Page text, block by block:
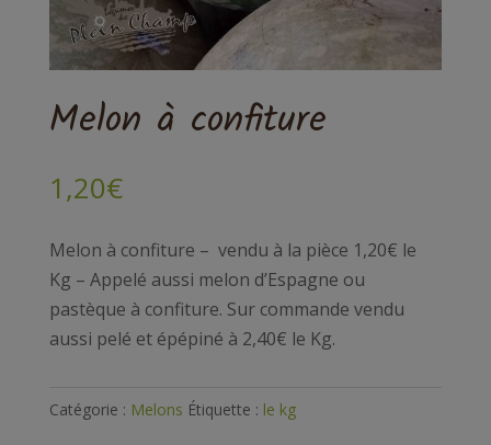
Melon à confiture
1,20€
Melon à confiture – vendu à la pièce 1,20€ le
Kg – Appelé aussi melon d’Espagne ou
pastèque à confiture. Sur commande vendu
aussi pelé et épépiné à 2,40€ le Kg.
Catégorie : Melons Étiquette : le kg